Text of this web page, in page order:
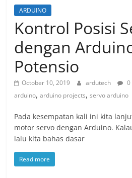
ARDUINO
Kontrol Posisi
dengan
Potensio
October 10, 2019 ardutech 0
arduino,arduino projects,servo arduino
Pada kesempatan kali ini kita
motor servo dengan Arduino.
lalu kita bahas dasar
Read more